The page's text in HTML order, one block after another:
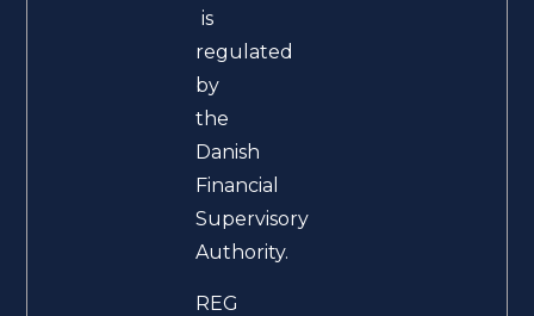
is
regulated
by
the
Danish
Financial
Supervisory
Authority.
REG